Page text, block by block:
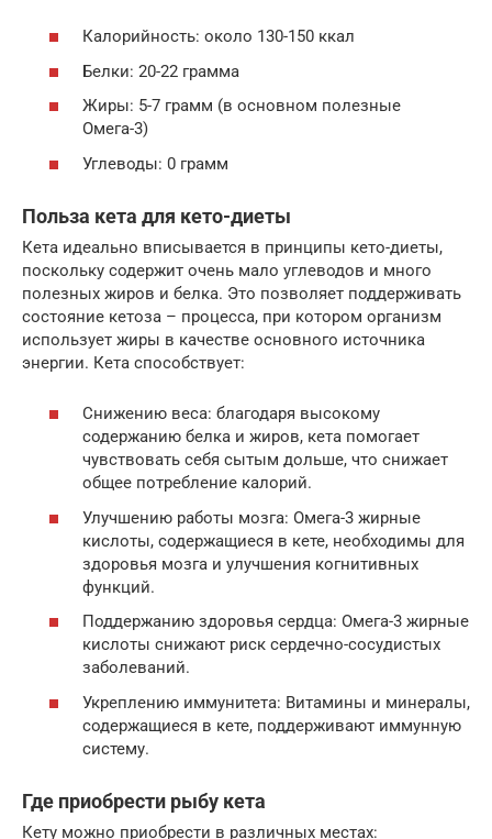
Калорийность: около 130-150 ккал
Белки: 20-22 грамма
Жиры: 5-7 грамм (в основном полезные
Омега-3)
Углеводы: 0 грамм
Польза кета для кето-диеты
Кета идеально вписывается в принципы кето-диеты,
поскольку содержит очень мало углеводов и много
полезных жиров и белка. Это позволяет поддерживать
состояние кетоза – процесса, при котором организм
использует жиры в качестве основного источника
энергии. Кета способствует:
Снижению веса: благодаря высокому
содержанию белка и жиров, кета помогает
чувствовать себя сытым дольше, что снижает
общее потребление калорий.
Улучшению работы мозга: Омега-3 жирные
кислоты, содержащиеся в кете, необходимы для
здоровья мозга и улучшения когнитивных
функций.
Поддержанию здоровья сердца: Омега-3 жирные
кислоты снижают риск сердечно-сосудистых
заболеваний.
Укреплению иммунитета: Витамины и минералы,
содержащиеся в кете, поддерживают иммунную
систему.
Где приобрести рыбу кета
Кету можно приобрести в различных местах: